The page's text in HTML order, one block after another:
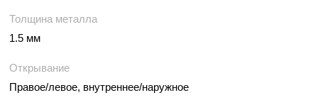
Толщина металла
1.5 мм
Открывание
Правое/левое, внутреннее/наружное